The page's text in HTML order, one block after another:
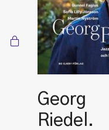
Georg
Riedel.